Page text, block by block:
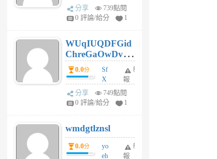
jt
gl
個
月
前
分享
739點閱
0 評論/給分
1
WUqIUQDFGid
ChreGaOwDv
dY0.0分
Sf
X
Pe
Jc
R
P
m
v
舉
報
分享
749點閱
0 評論/給分
1
wmdgtlznsl
0.0分
yo
eh
舉
報